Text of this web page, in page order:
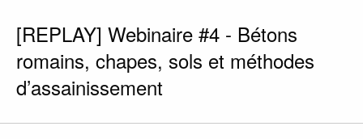
[REPLAY] Webinaire #4 - Bétons
romains, chapes, sols et méthodes
d’assainissement